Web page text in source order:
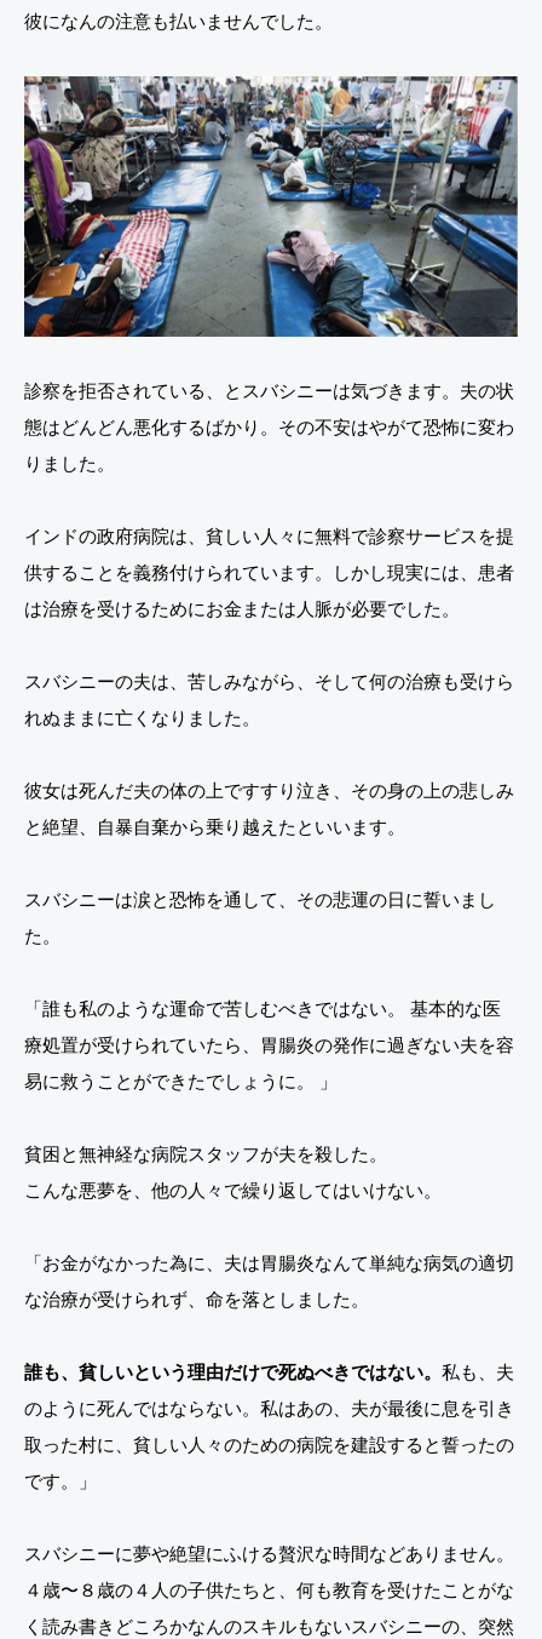
彼になんの注意も払いませんでした。
診察を拒否されている、とスバシニーは気づきます。夫の状
態はどんどん悪化するばかり。その不安はやがて恐怖に変わ
りました。
インドの政府病院は、貧しい人々に無料で診察サービスを提
供することを義務付けられています。しかし現実には、患者
は治療を受けるためにお金または人脈が必要でした。
スバシニーの夫は、苦しみながら、そして何の治療も受けら
れぬままに亡くなりました。
彼女は死んだ夫の体の上ですすり泣き、その身の上の悲しみ
と絶望、自暴自棄から乗り越えたといいます。
スバシニーは涙と恐怖を通して、その悲運の日に誓いまし
た。
「誰も私のような運命で苦しむべきではない。 基本的な医
療処置が受けられていたら、胃腸炎の発作に過ぎない夫を容
易に救うことができたでしょうに。 」
貧困と無神経な病院スタッフが夫を殺した。
こんな悪夢を、他の人々で繰り返してはいけない。
「お金がなかった為に、夫は胃腸炎なんて単純な病気の適切
な治療が受けられず、命を落としました。
誰も、貧しいという理由だけで死ぬべきではない。 私も、夫
のように死んではならない。私はあの、夫が最後に息を引き
取った村に、貧しい人々のための病院を建設すると誓ったの
です。」
スバシニーに夢や絶望にふける贅沢な時間などありません。
４歳〜８歳の４人の子供たちと、何も教育を受けたことがな
く読み書きどころかなんのスキルもないスバシニーの、突然